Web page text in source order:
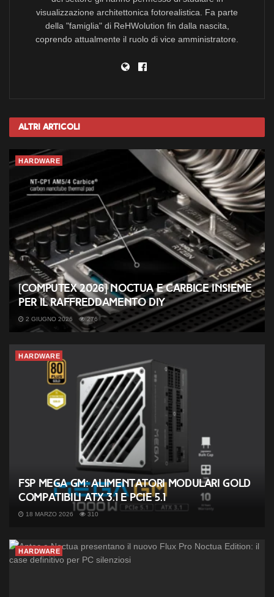
visualizzazione architettonica fotorealistica. Fa parte
della "famiglia" di ReHWolution fin dalla nascita,
coprendo attualmente il ruolo di vice amministratore.
Altri Articoli
HARDWARE
[COMPUTEX 2026] Noctua e Carbice insieme
per il raffreddamento DIY
2 GIUGNO 2026 276
HARDWARE
FSP MEGA GM: alimentatori modulari Gold
compatibili ATX 3.1 e PCIe 5.1
18 MARZO 2026 310
HARDWARE